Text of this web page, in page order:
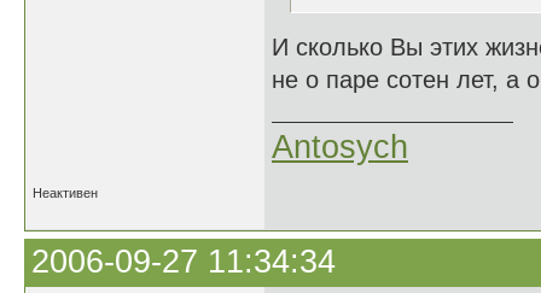
И сколько Вы этих
не о паре сотен лет, а
Antosych
Неактивен
2006-09-27 11:34:34